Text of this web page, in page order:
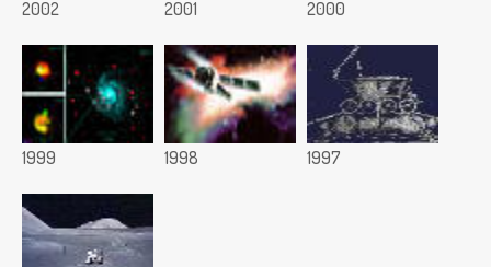
2002 2001 2000
1999 1998 1997